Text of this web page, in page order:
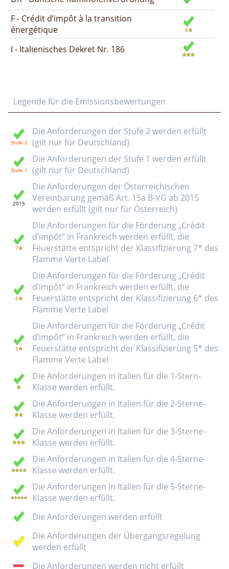
F - Crédit d’impôt à la transition
énergétique
I - Italienisches Dekret Nr. 186
Legende für die Emissionsbewertungen
Die Anforderungen der Stufe 2 werden erfüllt
(gilt nur für Deutschland)
Die Anforderungen der Stufe 1 werden erfüllt
(gilt nur für Deutschland)
Die Anforderungen der Österreichischen
Vereinbarung gemäß Art. 15a B-VG ab 2015
werden erfüllt (gilt nur für Österreich)
Die Anforderungen für die Förderung „Crédit
d’impôt“ in Frankreich werden erfüllt, die
Feuerstätte entspricht der Klassifizierung 7* des
Flamme Verte Label
Die Anforderungen für die Förderung „Crédit
d’impôt“ in Frankreich werden erfüllt, die
Feuerstätte entspricht der Klassifizierung 6* des
Flamme Verte Label
Die Anforderungen für die Förderung „Crédit
d’impôt“ in Frankreich werden erfüllt, die
Feuerstätte entspricht der Klassifizierung 5* des
Flamme Verte Label
Die Anforderungen in Italien für die 1-Stern-
Klasse werden erfüllt.
Die Anforderungen in Italien für die 2-Sterne-
Klasse werden erfüllt.
Die Anforderungen in Italien für die 3-Sterne-
Klasse werden erfüllt.
Die Anforderungen in Italien für die 4-Sterne-
Klasse werden erfüllt.
Die Anforderungen in Italien für die 5-Sterne-
Klasse werden erfüllt.
Die Anforderungen werden erfüllt
Die Anforderungen der Übergangsregelung
werden erfüllt
Die Anforderungen werden nicht erfüllt